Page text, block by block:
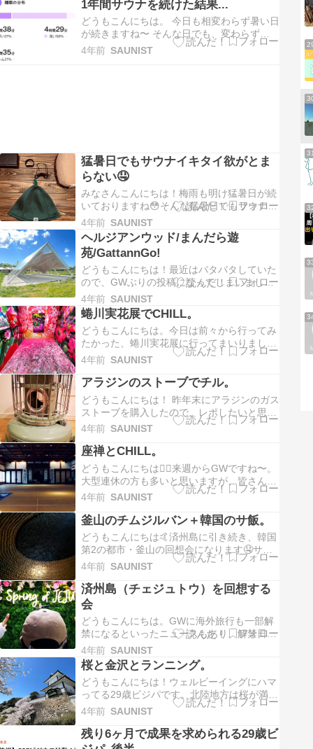
実際にサウナ前後で測定してみました👍 使用
するスキンチェッカー 測定精度 サウナ前後
での「水分量、油分量、弾性」を測定…
1年間サウナを続けた結果...
どうもこんにちは。 今日も相変わらず暑い日
が続きますね〜 そんな日でも、変わらずサウ
ナイキタイ民のおいらです👍 サウナを続ける
ことに対し、健康面へのメリット・デメリッ
4年前 SAUNIST
猛暑日でもサウナイキタイ欲がとま
らない🤤
みなさんこんにちは！梅雨も明け猛暑日が続
いておりますね😳そんな猛暑日でもサウナイ
キタイ欲は抑えられるわけもなく、サウナが
完全に生活の一部と化してしまっています🤤
今回は「サウナ＋α」について書いていきた
いと思います👍 サウナ＋ポッドキャスト🎧
防水/耐熱イヤホン 使用感 サウナ＋…
4年前 SAUNIST
ヘルジアンウッド/まんだら遊
苑/GattannGo!
どうもこんにちは！最近はバタバタしていた
ので、GWぶりの投稿になってしまいまし
た…今回は以下の３箇所について写真ベース
でちまちま書いていこうと思います。 ヘルジ
アン・ウッド まんだら遊苑 Gattann Go! ヘ
ルジアン・ウッド サウナ・スパ・アロマ蒸留
所・レストランと、立山の…
4年前 SAUNIST
蜷川実花展でCHILL。
どうもこんにちは。今日は前々から行ってみ
たかった、蜷川実花展に行ってまいりました
🌻 蜷川美花さんですが、写真家のみならず映
画監督もされているんですね…展示会で初め
て知りました😓 はやく「ホリック」見に行
かなきゃ…と思いつつ、展示会の感想をまと
めていこうと思います！ 富山県立美術館…
4年前 SAUNIST
アラジンのストーブでチル。
どうもこんにちは！ 昨年末にアラジンのガス
ストーブを購入したので、レポしたいと思い
ます🏕アウトドアショップの初売りでアラジ
ンのガスストーブが売っていたので、思わず
衝動買い汗 デザインはめちゃくちゃ可愛いで
す👍 ①外観 ②内観 ③着火式 ④収納 ⑤スペ
ック ⑤最後に ①外観 ま…
4年前 SAUNIST
座禅とCHILL。
どうもこんにちは🧘‍♂️来週からGWですね〜。
大型連休の方も多いと思いますが、皆さんは
どこか遠出されますか？🚗僕は富山へ引っ越
す。ちょうど富山県立美術館で展示会やって
いるので👍 さて、今日は最近ハマってい
る”座禅”について書いていこうと思い…
4年前 SAUNIST
釜山のチムジルバン＋韓国のサ飯。
どうもこんにちは🤙済州島に引き続き、韓国
第2の都市・釜山の回想会になります🤤サウ
ナーとしては、フィンランド式サウナのみな
らず、韓国のチムジルバンも聖地感あります
よね🧖‍♀️ ①チムジルバン 釜山駅の近くにある
チムジルバン「バリーアクアランド」にいっ
てきました。人も少なく中々快適…
4年前 SAUNIST
済州島（チェジュトウ）を回想する
会
どうもこんにちは。GWに海外旅行も一部解
禁になるといったニュースもあり、解禁日と
なるX-DAYはもうすぐそこまで来てますね👍
本日は、3年前に行った韓国の済州島につい
ての記事を書いていきます🤙 過去を回想し、
来たるべきX-DAYに向けて妄想を改めて膨ら
ませていこうと思います😁 …
4年前 SAUNIST
桜と金沢とランニング。
どうもこんにちは！ウェルビーイングにハマ
ってる29歳ビジパです。北陸地方は桜が満開
で、お花見日和ピーク迎えてますね🌸 目次
桜とランニング 北陸最大級の無印良品へ 締
めのお風呂 桜とランニング ちょー久々に金
沢ランしてきました🏃‍♂️天気が良く桜も満開な
4年前 SAUNIST
残り6ヶ月で成果を求められる29歳ビ